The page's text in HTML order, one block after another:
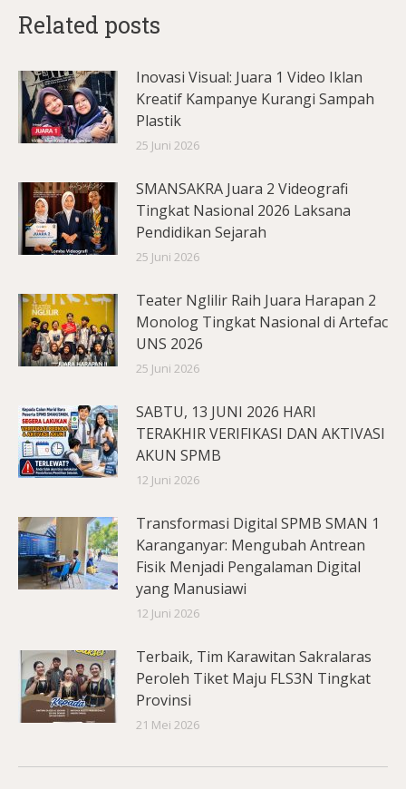
Related posts
Inovasi Visual: Juara 1 Video Iklan
Kreatif Kampanye Kurangi Sampah
Plastik
25 Juni 2026
SMANSAKRA Juara 2 Videografi
Tingkat Nasional 2026 Laksana
Pendidikan Sejarah
25 Juni 2026
Teater Nglilir Raih Juara Harapan 2
Monolog Tingkat Nasional di Artefac
UNS 2026
25 Juni 2026
SABTU, 13 JUNI 2026 HARI
TERAKHIR VERIFIKASI DAN AKTIVASI
AKUN SPMB
12 Juni 2026
Transformasi Digital SPMB SMAN 1
Karanganyar: Mengubah Antrean
Fisik Menjadi Pengalaman Digital
yang Manusiawi
12 Juni 2026
Terbaik, Tim Karawitan Sakralaras
Peroleh Tiket Maju FLS3N Tingkat
Provinsi
21 Mei 2026